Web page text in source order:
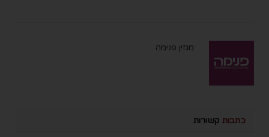
מגזין פנימה
כתבות קשורות